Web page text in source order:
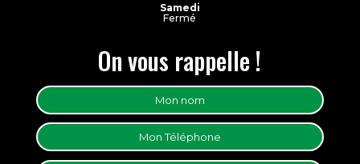
Samedi
Fermé
On vous rappelle !